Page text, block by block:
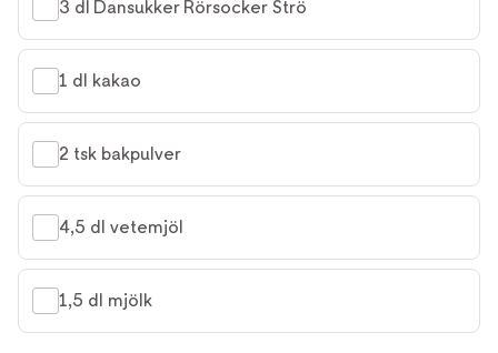
3 dl Dansukker Rörsocker Strö
1 dl kakao
2 tsk bakpulver
4,5 dl vetemjöl
1,5 dl mjölk